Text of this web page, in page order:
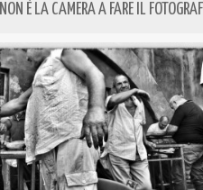
NON È LA CAMERA A FARE IL